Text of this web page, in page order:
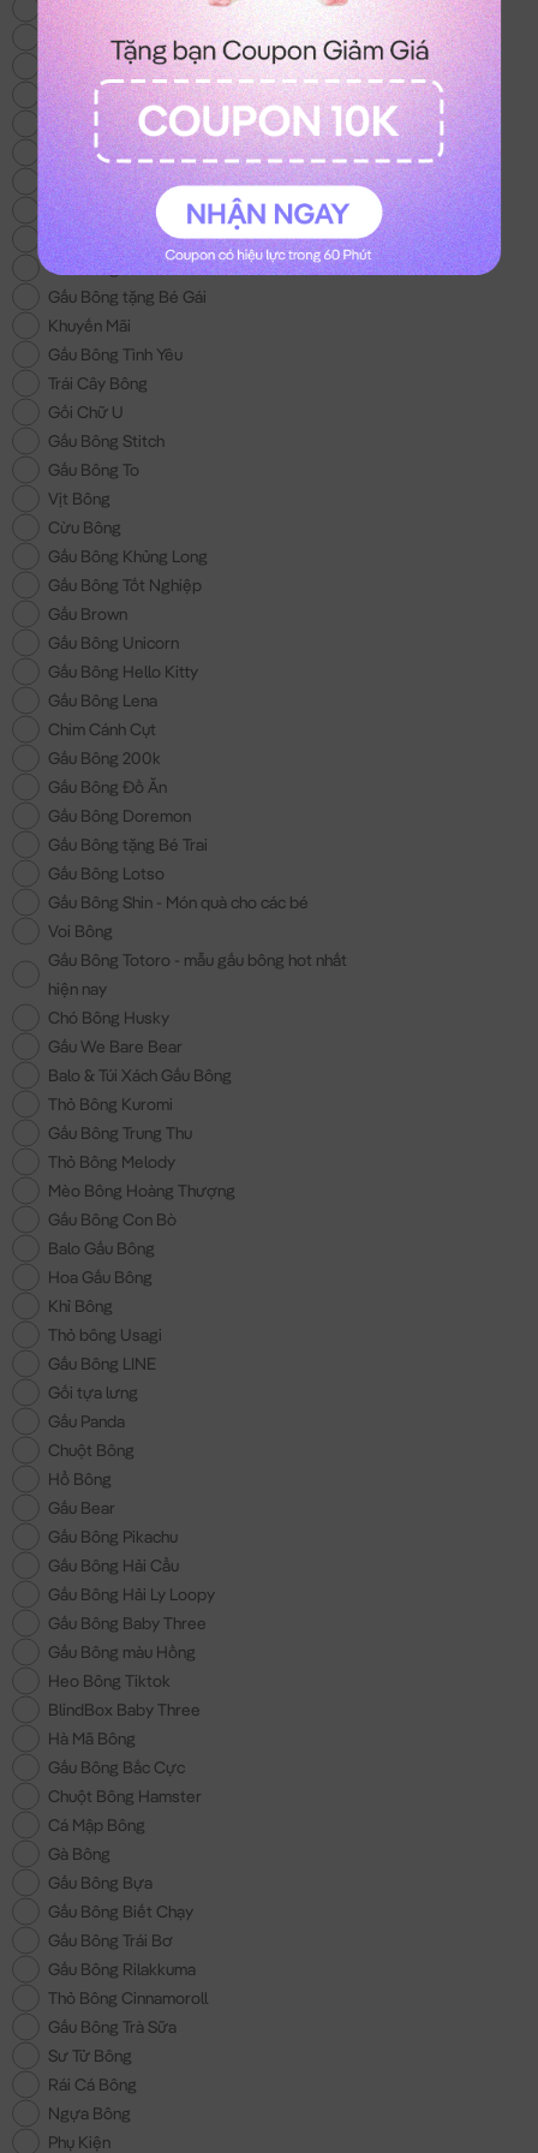
Thỏ Bông
Gấu Bông Mới
Heo Bông
Chó Bông
Mèo Bông
Gấu Bông Size Lớn
Gấu Bông 100k
Gấu Bông Áo Len
Chuột Bông Capybara
Gấu Bông Noel
Gấu Bông tặng Bé Gái
Khuyến Mãi
Gấu Bông Tình Yêu
Trái Cây Bông
Gối Chữ U
Gấu Bông Stitch
Gấu Bông To
Vịt Bông
Cừu Bông
Gấu Bông Khủng Long
Gấu Bông Tốt Nghiệp
Gấu Brown
Gấu Bông Unicorn
Gấu Bông Hello Kitty
Gấu Bông Lena
Chim Cánh Cụt
Gấu Bông 200k
Gấu Bông Đồ Ăn
Gấu Bông Doremon
Gấu Bông tặng Bé Trai
Gấu Bông Lotso
Gấu Bông Shin - Món quà cho các bé
Voi Bông
Gấu Bông Totoro - mẫu gấu bông hot nhất
hiện nay
Chó Bông Husky
Gấu We Bare Bear
Balo & Túi Xách Gấu Bông
Thỏ Bông Kuromi
Gấu Bông Trung Thu
Thỏ Bông Melody
Mèo Bông Hoàng Thượng
Gấu Bông Con Bò
Balo Gấu Bông
Hoa Gấu Bông
Khỉ Bông
Thỏ bông Usagi
Gấu Bông LINE
Gối tựa lưng
Gấu Panda
Chuột Bông
Hổ Bông
Gấu Bear
Gấu Bông Pikachu
Gấu Bông Hải Cẩu
Gấu Bông Hải Ly Loopy
Gấu Bông Baby Three
Gấu Bông màu Hồng
Heo Bông Tiktok
BlindBox Baby Three
Hà Mã Bông
Gấu Bông Bắc Cực
Chuột Bông Hamster
Cá Mập Bông
Gà Bông
Gấu Bông Bựa
Gấu Bông Biết Chạy
Gấu Bông Trái Bơ
Gấu Bông Rilakkuma
Thỏ Bông Cinnamoroll
Gấu Bông Trà Sữa
Sư Tử Bông
Rái Cá Bông
Ngựa Bông
Phụ Kiện